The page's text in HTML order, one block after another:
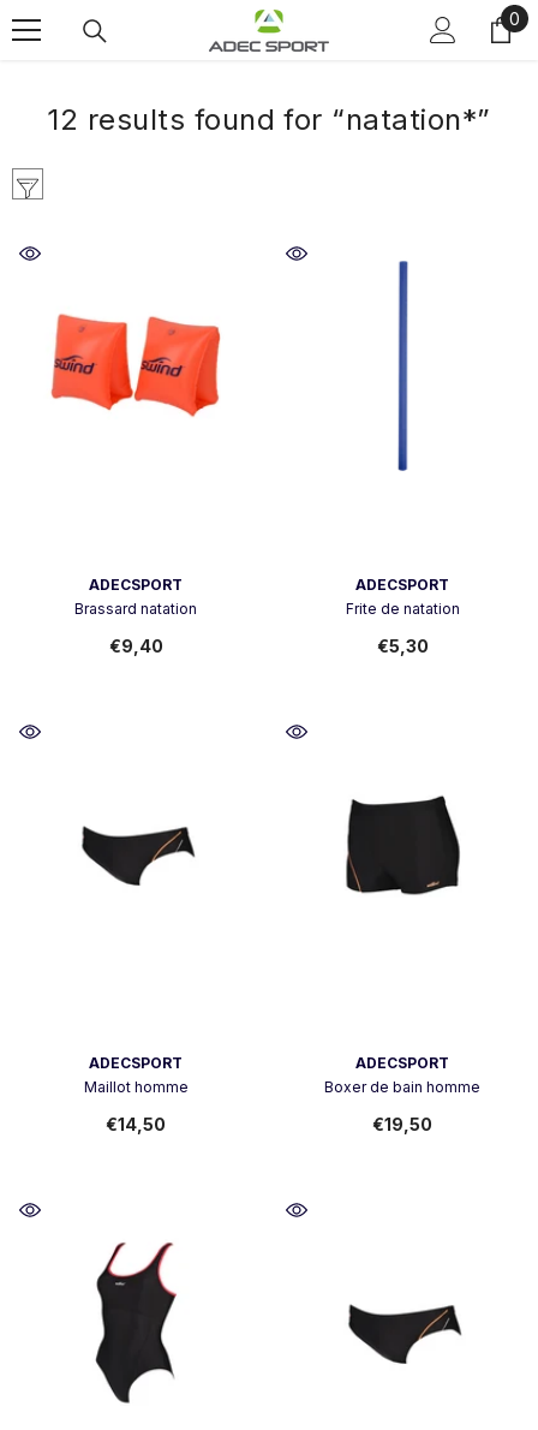
Skip to content 0
0
12 results found for “natation*”
ADECSPORT
Brassard natation
€9,40
ADECSPORT
Frite de natation
€5,30
ADECSPORT
Maillot homme
€14,50
ADECSPORT
Boxer de bain homme
€19,50